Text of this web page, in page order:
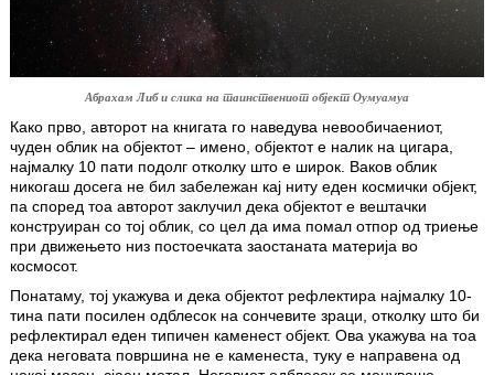
Абрахам Либ и слика на таинствениот објект Оумуамуа
Како прво, авторот на книгата го наведува невообичаениот,
чуден облик на објектот – имено, објектот е налик на цигара,
најмалку 10 пати подолг отколку што е широк. Ваков облик
никогаш досега не бил забележан кај ниту еден космички објект,
па според тоа авторот заклучил дека објектот е вештачки
конструиран со тој облик, со цел да има помал отпор од триење
при движењето низ постоечката заостаната материја во
космосот.
Понатаму, тој укажува и дека објектот рефлектира најмалку 10-
тина пати посилен одблесок на сончевите зраци, отколку што би
рефлектирал еден типичен каменест објект. Ова укажува на тоа
дека неговата површина не е каменеста, туку е направена од